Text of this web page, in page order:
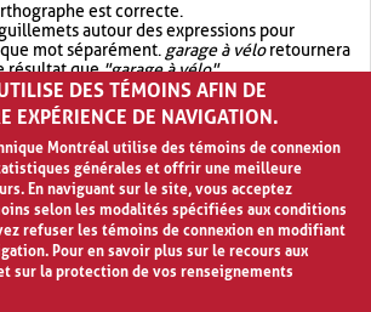
est correcte.
autour des expressions pour
mot séparément. garage à véloretournera
résultat que"garage à vélo".
votre recherche avec OR.garage OR vélo
plus de résultat quegarage à vélo
DES TÉMOINS AFIN DE
EXPÉRIENCE DE NAVIGATION.
Montréal utilise des témoins de connexion
générales et offrir une meilleure
En naviguant sur le site, vous acceptez
selon les modalités spécifiées aux conditions
refuser les témoins de connexion en modifiant
Pour en savoir plus sur le recours aux
sur la protection de vos renseignements